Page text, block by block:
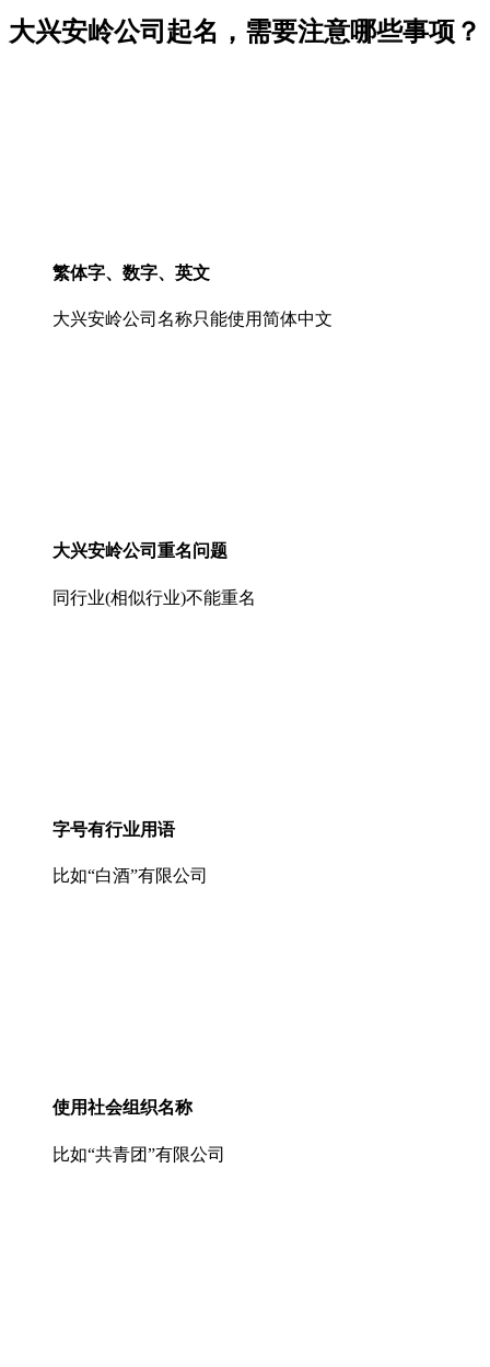
大兴安岭公司起名，需要注意哪些事项？
繁体字、数字、英文
大兴安岭公司名称只能使用简体中文
大兴安岭公司重名问题
同行业(相似行业)不能重名
字号有行业用语
比如“白酒”有限公司
使用社会组织名称
比如“共青团”有限公司